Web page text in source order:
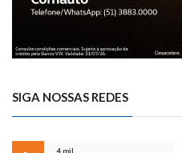
SIGA NOSSAS REDES
4 mil